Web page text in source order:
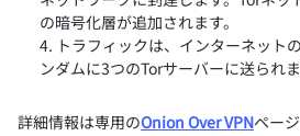
の暗号化層が追加されます。
トラフィックは、インターネット
ンダムに3つのTorサーバーに送られま
詳細情報は専用のOnion Over VPNペー